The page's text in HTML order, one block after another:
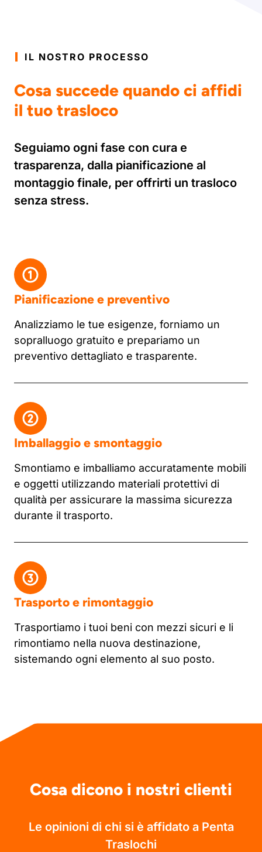
IL NOSTRO PROCESSO
Cosa succede quando ci affidi
il tuo trasloco
Seguiamo ogni fase con cura e
trasparenza, dalla pianificazione al
montaggio finale, per offrirti un trasloco
senza stress.
Pianificazione e preventivo
Analizziamo le tue esigenze, forniamo un
sopralluogo gratuito e prepariamo un
preventivo dettagliato e trasparente.
Imballaggio e smontaggio
Smontiamo e imballiamo accuratamente mobili
e oggetti utilizzando materiali protettivi di
qualità per assicurare la massima sicurezza
durante il trasporto.
Trasporto e rimontaggio
Trasportiamo i tuoi beni con mezzi sicuri e li
rimontiamo nella nuova destinazione,
sistemando ogni elemento al suo posto.
Cosa dicono i nostri clienti
Le opinioni di chi si è affidato a Penta
Traslochi